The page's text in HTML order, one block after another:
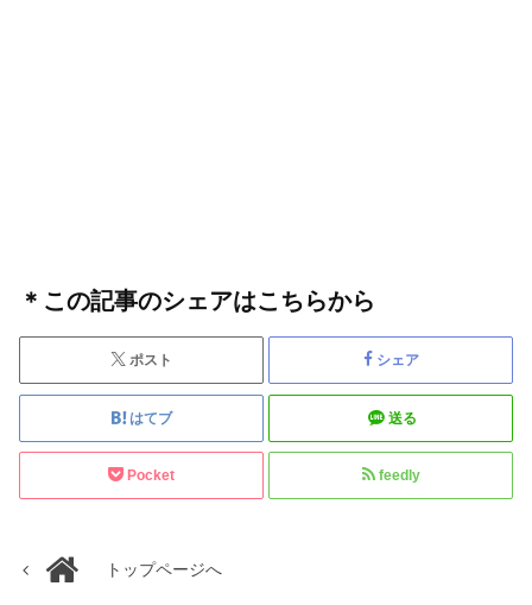
＊この記事のシェアはこちらから
ポスト シェア
はてブ 送る
Pocket feedly
トップページへ